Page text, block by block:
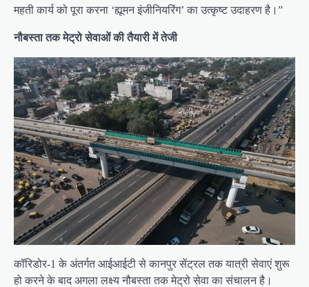
महती कार्य को पूरा करना ‘ह्यूमन इंजीनियरिंग’ का उत्कृष्ट उदाहरण है।”
नौबस्ता तक मेट्रो सेवाओं की तैयारी में तेजी
कॉरिडोर-1 के अंतर्गत आईआईटी से कानपुर सेंट्रल तक यात्री सेवाएं शुरू
हो करने के बाद अगला लक्ष्य नौबस्ता तक मेट्रो सेवा का संचालन है।